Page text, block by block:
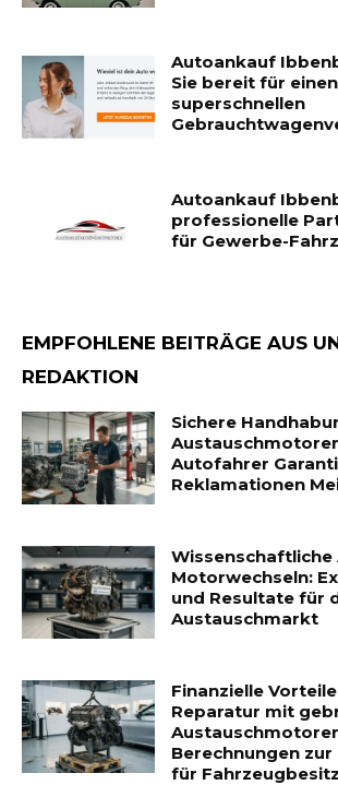
Autoankauf
Sie bereit für einen
superschnellen
Autoankauf
professionelle
für Gewerbe-
EMPFOHLENE BEITRÄGE AUS
REDAKTION
Sichere
Autofahrer
Reklamationen
Wissenschaftliche
Motorwechseln:
und Resultate für
Austauschmarkt
Finanzielle
Reparatur mit
Berechnungen zur
für